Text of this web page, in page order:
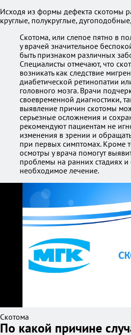
Исходя из формы дефекта скотомы
круглые, полукруглые,
Скотома, или слепое пятно в
у врачей значительное
быть признаком различных
Специалисты отмечают, что
возникать как следствие
диабетической ретинопатии
головного мозга. Врачи
своевременной диагностики,
выявление причин скотомы
серьезные осложнения и
рекомендуют пациентам не
изменения в зрении и
при первых симптомах. Кроме
осмотры у врача помогут
проблемы на ранних стадиях и
необходимое лечение.
Скотома
По какой причине